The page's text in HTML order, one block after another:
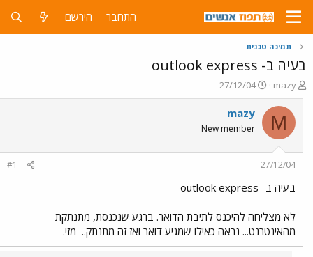
התחבר הירשם
תמיכה טכנית
בעיה ב- outlook express
פ
ו
ת
ח
ה
ש
א
mazy
פ
ו
ר
ס
ם
ר
27/12/04
M
mazy
New member
27/12/04
#1
בעיה ב- outlook express
לא מצליחה להיכנס לתיבת הדואר. ברגע שנכנסת, מתנתקת
מהאינטרנט... נראה כאילו שמגיע דואר ואז זה מתנתק.. מזי.